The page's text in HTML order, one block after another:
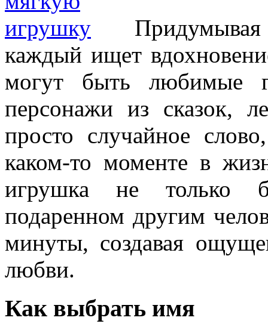
каждый ищет
могут быть любимые
персонажи из сказок,
просто случайное
каком-то моменте в
игрушка не только
подаренном другим
минуты, создавая
любви.
Как выбрать имя